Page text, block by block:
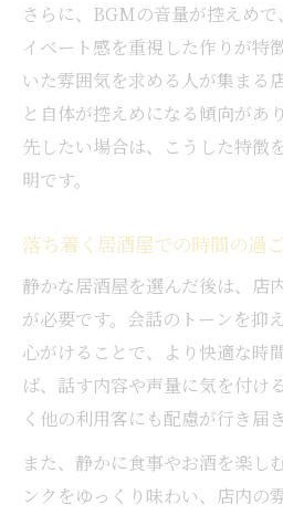
店員に静かな席をお
居酒屋の口コミを活か
飲食店で騒がしい客に困
居酒屋でうるさい客
飲食店のうるさい場面
居酒屋で快適に過ご
さらに、BGMの音量が控えめ
イベート感を重視した作りが特
いた雰囲気を求める人が集まる
と自体が控えめになる傾向があ
先したい場合は、こうした特徴
明です。
落ち着く居酒屋での時間の過
静かな居酒屋を選んだ後は、店
が必要です。会話のトーンを抑
心がけることで、より快適な時
ば、話す内容や声量に気を付け
く他の利用客にも配慮が行き届き
また、静かに食事やお酒を楽し
ンクをゆっくり味わい、店内の